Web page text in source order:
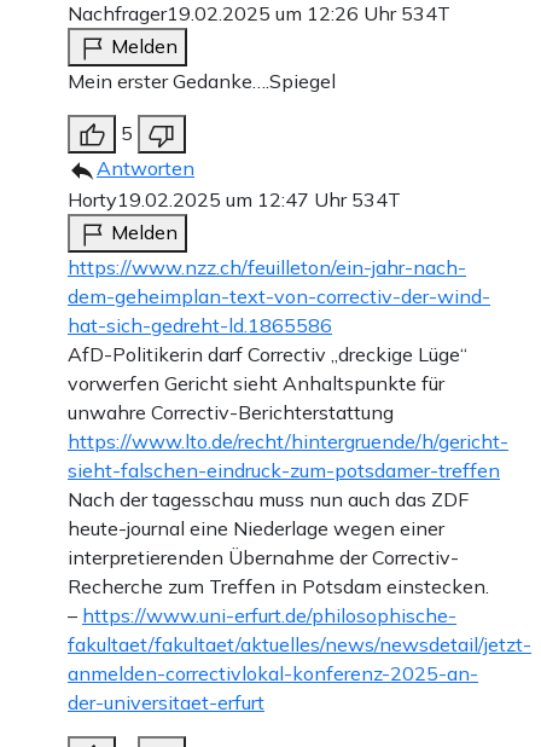
Nachfrager19.02.2025 um 12:26 Uhr 534T
Melden
Mein erster Gedanke….Spiegel
5
Antworten
Horty19.02.2025 um 12:47 Uhr 534T
Melden
https://www.nzz.ch/feuilleton/ein-jahr-nach-
dem-geheimplan-text-von-correctiv-der-wind-
hat-sich-gedreht-ld.1865586
AfD-Politikerin darf Correctiv „dreckige Lüge“
vorwerfen Gericht sieht Anhalts­punkte für
unwahre Cor­rectiv-Berich­t­er­stat­tung
https://www.lto.de/recht/hintergruende/h/gericht-
sieht-falschen-eindruck-zum-potsdamer-treffen
Nach der tagesschau muss nun auch das ZDF
heute-journal eine Niederlage wegen einer
interpretierenden Übernahme der Correctiv-
Recherche zum Treffen in Potsdam einstecken.
– https://www.uni-erfurt.de/philosophische-
fakultaet/fakultaet/aktuelles/news/newsdetail/jetzt-
anmelden-correctivlokal-konferenz-2025-an-
der-universitaet-erfurt